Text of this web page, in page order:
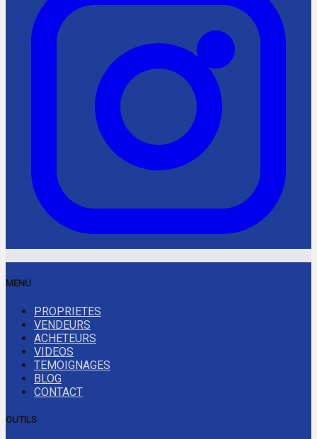
MENU
PROPRIETES
VENDEURS
ACHETEURS
VIDEOS
TEMOIGNAGES
BLOG
CONTACT
OUTILS